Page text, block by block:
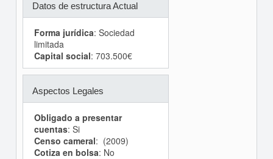
Datos de estructura Actual
Forma jurídica: Sociedad
limitada
Capital social: 703.500€
Aspectos Legales
Obligado a presentar
cuentas: Si
Censo cameral: (2009)
Cotiza en bolsa: No